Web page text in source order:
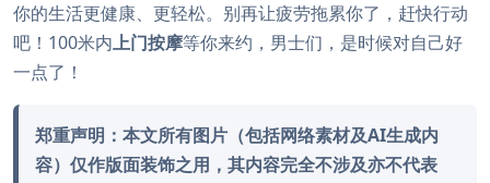
你的生活更健康、更轻松。别再让疲劳拖累你了，赶快行动
吧！100米内上门按摩等你来约，男士们，是时候对自己好
一点了！
郑重声明：本文所有图片（包括网络素材及AI生成内
容）仅作版面装饰之用，其内容完全不涉及亦不代表